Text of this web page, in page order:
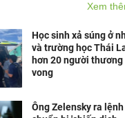
Xem
Học sinh xả súng ở
và trường học Thái
hơn 20 người thương
vong
Ông Zelensky ra lệnh